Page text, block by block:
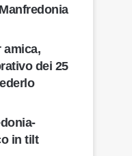
amica,
dei 25
in tilt